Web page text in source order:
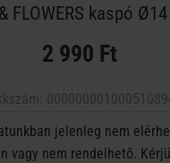
FLOWERS kaspó
2 990 Ft
jelenleg nem
vagy nem rendelhető.